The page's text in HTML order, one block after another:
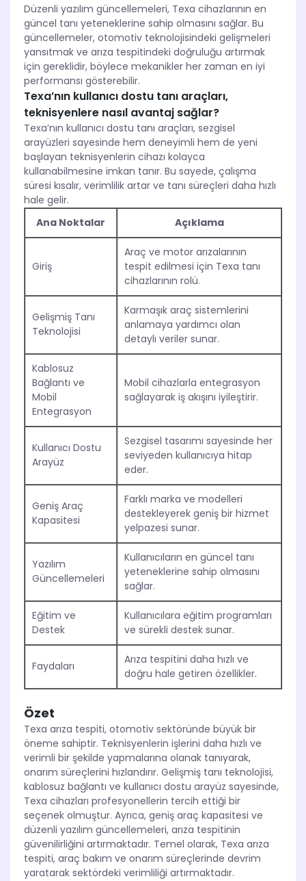
Düzenli yazılım güncellemeleri, Texa cihazlarının en
güncel tanı yeteneklerine sahip olmasını sağlar. Bu
güncellemeler, otomotiv teknolojisindeki gelişmeleri
yansıtmak ve arıza tespitindeki doğruluğu artırmak
için gereklidir, böylece mekanikler her zaman en iyi
performansı gösterebilir.
Texa’nın kullanıcı dostu tanı araçları,
teknisyenlere nasıl avantaj sağlar?
Texa’nın kullanıcı dostu tanı araçları, sezgisel
arayüzleri sayesinde hem deneyimli hem de yeni
başlayan teknisyenlerin cihazı kolayca
kullanabilmesine imkan tanır. Bu sayede, çalışma
süresi kısalır, verimlilik artar ve tanı süreçleri daha hızlı
hale gelir.
Ana Noktalar
Açıklama
Giriş
Araç ve motor arızalarının
tespit edilmesi için Texa tanı
cihazlarının rolü.
Gelişmiş Tanı
Teknolojisi
Karmaşık araç sistemlerini
anlamaya yardımcı olan
detaylı veriler sunar.
Kablosuz
Bağlantı ve
Mobil
Entegrasyon
Mobil cihazlarla entegrasyon
sağlayarak iş akışını iyileştirir.
Kullanıcı Dostu
Arayüz
Sezgisel tasarımı sayesinde her
seviyeden kullanıcıya hitap
eder.
Geniş Araç
Kapasitesi
Farklı marka ve modelleri
destekleyerek geniş bir hizmet
yelpazesi sunar.
Yazılım
Güncellemeleri
Kullanıcıların en güncel tanı
yeteneklerine sahip olmasını
sağlar.
Eğitim ve
Destek
Kullanıcılara eğitim programları
ve sürekli destek sunar.
Faydaları
Arıza tespitini daha hızlı ve
doğru hale getiren özellikler.
Özet
Texa arıza tespiti, otomotiv sektöründe büyük bir
öneme sahiptir. Teknisyenlerin işlerini daha hızlı ve
verimli bir şekilde yapmalarına olanak tanıyarak,
onarım süreçlerini hızlandırır. Gelişmiş tanı teknolojisi,
kablosuz bağlantı ve kullanıcı dostu arayüz sayesinde,
Texa cihazları profesyonellerin tercih ettiği bir
seçenek olmuştur. Ayrıca, geniş araç kapasitesi ve
düzenli yazılım güncellemeleri, arıza tespitinin
güvenilirliğini artırmaktadır. Temel olarak, Texa arıza
tespiti, araç bakım ve onarım süreçlerinde devrim
yaratarak sektördeki verimliliği artırmaktadır.